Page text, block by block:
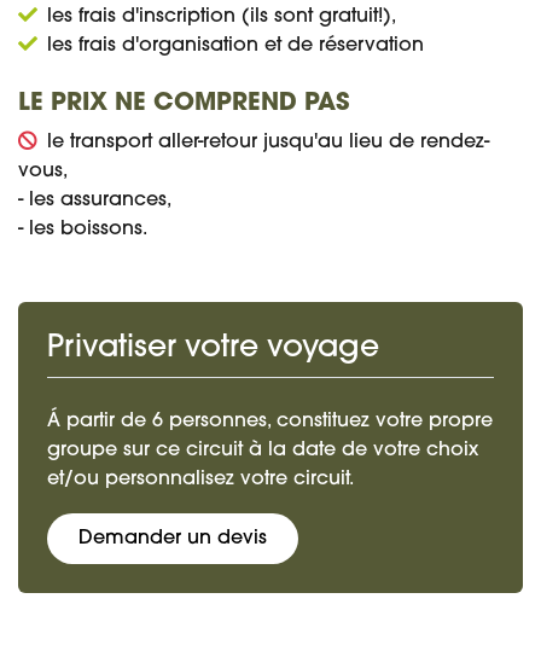
les frais d'inscription (ils sont gratuit!),
les frais d'organisation et de réservation
LE PRIX NE COMPREND PAS
le transport aller-retour jusqu'au lieu de rendez-
vous,
- les assurances,
- les boissons.
Privatiser votre voyage
Á partir de 6 personnes, constituez votre propre
groupe sur ce circuit à la date de votre choix
et/ou personnalisez votre circuit.
Demander un devis